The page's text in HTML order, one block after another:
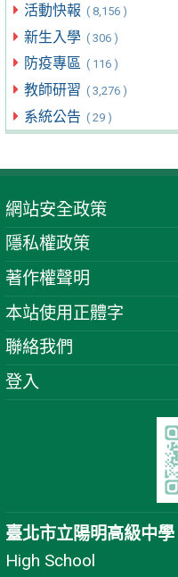
活動快報 ( 8,156 )
新生入學 ( 306 )
防疫專區 ( 116 )
教師研習 ( 3,276 )
系統公告 ( 29 )
網站安全政策
隱私權政策
著作權聲明
本站使用正體字
聯絡我們
登入
臺北市立陽明高級中學
High School